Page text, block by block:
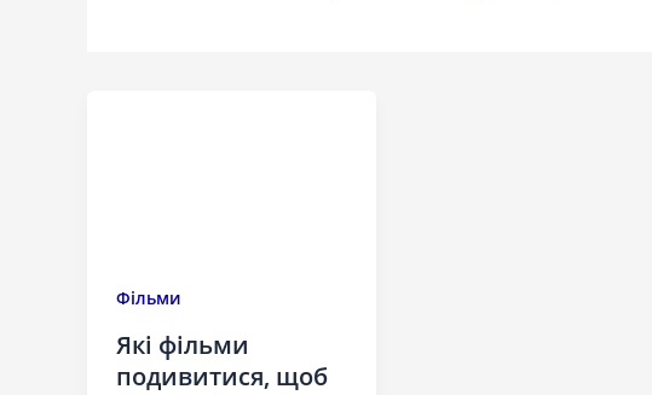
Фільми
Які фільми
подивитися, щоб